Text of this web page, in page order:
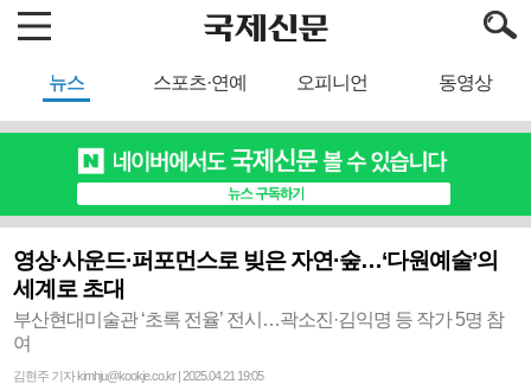
뉴스 스포츠·연예 오피니언 동영상
영상·사운드·퍼포먼스로 빚은 자연·숲…‘다원예술’의
세계로 초대
부산현대미술관 ‘초록 전율’ 전시…곽소진·김익명 등 작가 5명 참
여
김현주 기자 kimhju@kookje.co.kr | 2025.04.21 19:05